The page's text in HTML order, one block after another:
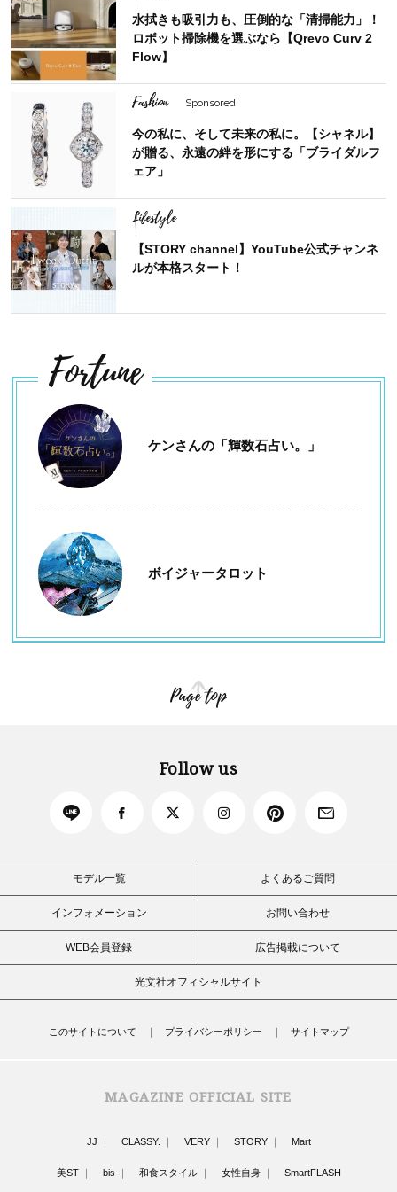
水拭きも吸引力も、圧倒的な「清掃能力」！
ロボット掃除機を選ぶなら【Qrevo Curv 2
Flow】
Fashion Sponsored
今の私に、そして未来の私に。【シャネル】
が贈る、永遠の絆を形にする「ブライダルフ
ェア」
Lifestyle
【STORY channel】YouTube公式チャンネ
ルが本格スタート！
Fortune
ケンさんの「輝数石占い。」
ボイジャータロット
Page top
Follow us
モデル一覧 よくあるご質問
インフォメーション お問い合わせ
WEB会員登録 広告掲載について
光文社オフィシャルサイト
このサイトについて プライバシーポリシー サイトマップ
MAGAZINE OFFICIAL SITE
JJ CLASSY. VERY STORY Mart
美ST bis 和食スタイル 女性自身 SmartFLASH